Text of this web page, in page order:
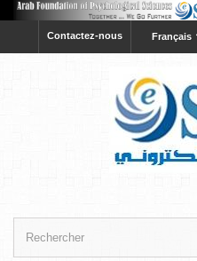
Français
Contactez-nous